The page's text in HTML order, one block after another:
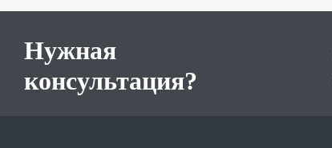
Нужная
консультация?